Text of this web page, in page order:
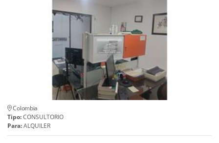
Colombia
Tipo:CONSULTORIO
Para:ALQUILER